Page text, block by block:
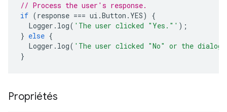
// Process the user's response.
if (response === ui .Button . YES)
{
Logger . log( 'The user clicked "Yes."' );
} else {
Logger . log( 'The user clicked "No" or the
}
Propriétés